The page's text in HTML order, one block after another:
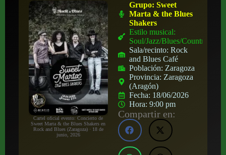
Cartel oficial evento: Concierto de
Sweet Marta & the Blues Shakers en
Rock and Blues (Zaragoza) · 18 de
junio, 2026
Grupo:Sweet
Marta & the Blues
Shakers
Estilo musical:
Soul/Jazz/Blues/Country
Sala/recinto:Rock
and Blues Café
Población: Zaragoza
Provincia: Zaragoza
(Aragón)
Fecha: 18/06/2026
Hora:9:00 pm
Compartir en: